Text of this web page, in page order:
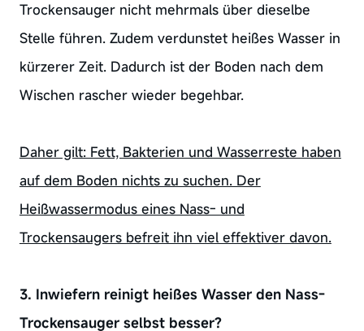
Trockensauger nicht mehrmals über dieselbe
Stelle führen. Zudem verdunstet heißes Wasser in
kürzerer Zeit. Dadurch ist der Boden nach dem
Wischen rascher wieder begehbar.
Daher gilt: Fett, Bakterien und Wasserreste haben
auf dem Boden nichts zu suchen. Der
Heißwassermodus eines Nass- und
Trockensaugers befreit ihn viel effektiver davon.
3. Inwiefern reinigt heißes Wasser den Nass-
Trockensauger selbst besser?